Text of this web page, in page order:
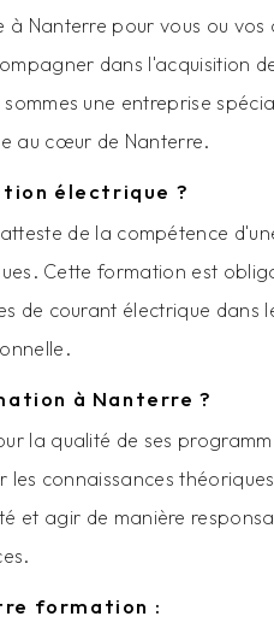
Nanterre pour vous ou vos
dans l'acquisition
une entreprise
au cœur de Nanterre.
électrique ?
de la compétence
Cette formation est
de courant électrique dans
à Nanterre ?
la qualité de ses
connaissances
et agir de manière
formation :